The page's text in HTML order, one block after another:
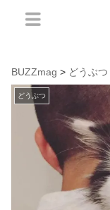
BUZZmag > どうぶつ
どうぶつ